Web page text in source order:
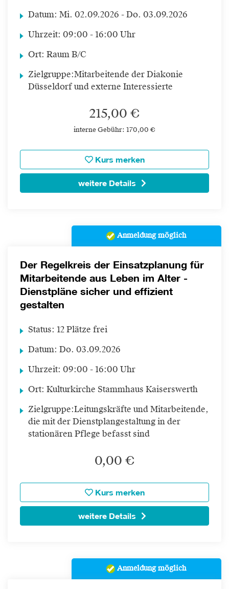
Datum: Mi. 02.09.2026 - Do. 03.09.2026
Uhrzeit: 09:00 - 16:00 Uhr
Ort: Raum B/C
Zielgruppe:Mitarbeitende der Diakonie
Düsseldorf und externe Interessierte
215,00 €
interne Gebühr: 170,00 €
Kurs merken
weitere Details
Anmeldung möglich
Der Regelkreis der Einsatzplanung für
Mitarbeitende aus Leben im Alter -
Dienstpläne sicher und effizient
gestalten
Status: 12 Plätze frei
Datum: Do. 03.09.2026
Uhrzeit: 09:00 - 16:00 Uhr
Ort: Kulturkirche Stammhaus Kaiserswerth
Zielgruppe:Leitungskräfte und Mitarbeitende,
die mit der Dienstplangestaltung in der
stationären Pflege befasst sind
0,00 €
Kurs merken
weitere Details
Anmeldung möglich